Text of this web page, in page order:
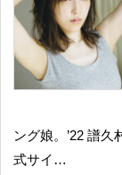
ング娘。’22 譜
式サイ…